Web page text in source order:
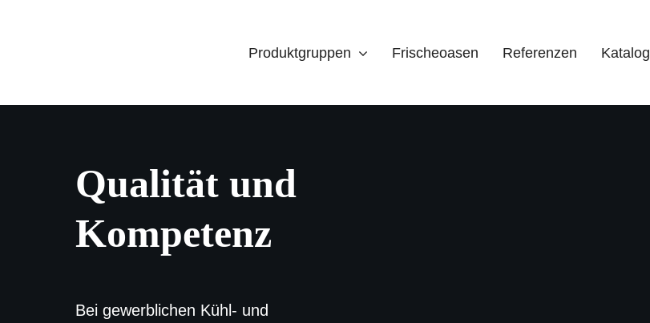
Produktgruppen Frischeoasen Referenzen Katalog
Qualität und
Kompetenz
Bei gewerblichen Kühl- und